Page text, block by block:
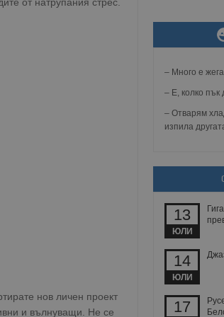
нов личен проект
и вълнуващи. Не се
– Много е
– Е, колко пък
– Отварям
изпила
13
ЮЛИ
14
ЮЛИ
17
Това е бисквитка против фалшифициране, зададена от уеб
публикуване на съдържание на уебсайт, известно като
информация за потребителя и се унищожава при
потребителя и избора на поверителност за тяхното
Тази бисквитка се използва за разграничаване между
и ботовете. Това е от полза за уебсайта, за да се правят
валидни отчети за използването на техния уебсайт.
Тази бисквитка се използва, за да се сигнализира на
собственика на сайта за премахването на бисквитките,
получени от системата, осигуряване на съответствие и
адаптивност с развиващите се уеб стандарти и
бисквитка се задава от Doubleclick и предоставя
за това как крайният потребител използва